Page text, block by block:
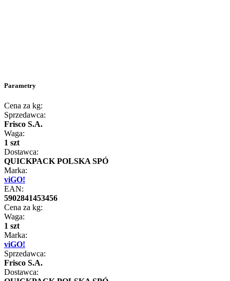
Parametry
Cena za kg:
Sprzedawca:
Frisco S.A.
Waga:
1 szt
Dostawca:
QUICKPACK POLSKA SPÓ
Marka:
viGO!
EAN:
5902841453456
Cena za kg:
Waga:
1 szt
Marka:
viGO!
Sprzedawca:
Frisco S.A.
Dostawca: